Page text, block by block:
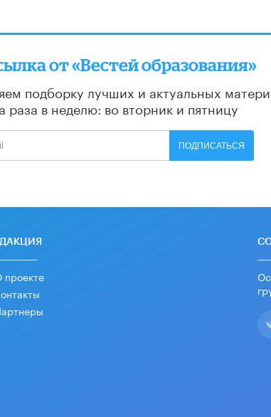
от «Вестей образования»
подборку лучших и актуальных
раза в неделю: во вторник и пятницу
ПОДПИСАТЬСЯ
проекте